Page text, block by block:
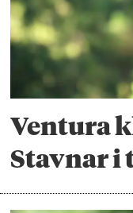
Ventura
Stavnar i